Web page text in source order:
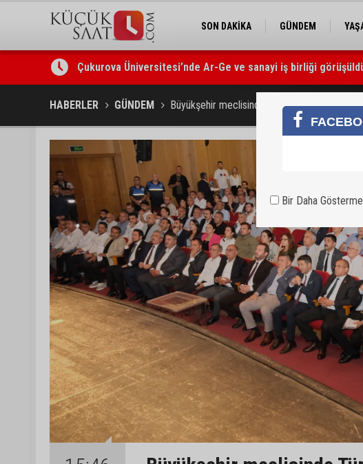
SON DAKİKA GÜNDEM
Çukurova Üniversitesi’nde Ar-Ge ve sanayi iş birliği
Seyhan’da gıda işletmelerine sıkı denetim
HABERLER GÜNDEM Büyükşehir meclisinde Türk Belediyeler
Bir Daha Gösterme